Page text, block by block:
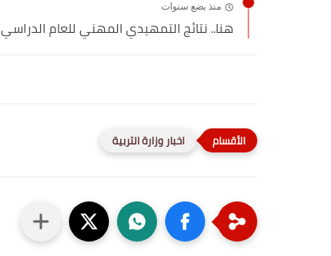
منذ بضع سنوات
هنا.. نتائج التمهيدي المهني للعام الدراسي 2025
اخبار وزارة التربية